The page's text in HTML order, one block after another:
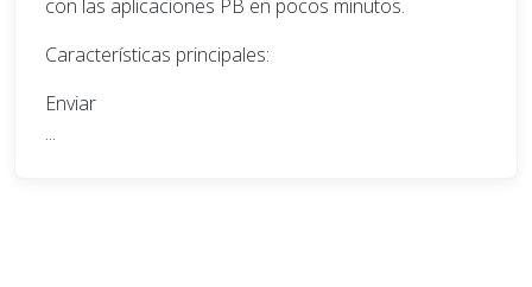
con las aplicaciones PB en pocos minutos.
Características principales:
Enviar
...